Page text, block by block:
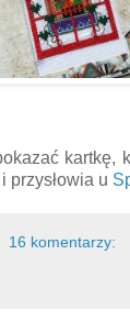
kartkę,
przysłowia u
16 komentarzy: